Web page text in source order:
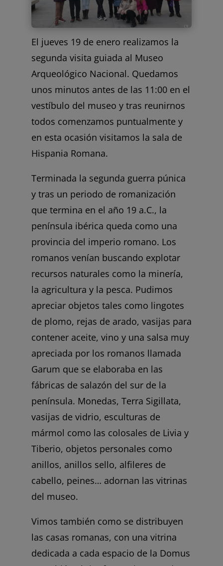
El jueves 19 de enero realizamos la
segunda visita guiada al Museo
Arqueológico Nacional. Quedamos
unos minutos antes de las 11:00 en el
vestíbulo del museo y tras reunirnos
todos comenzamos puntualmente y
en esta ocasión visitamos la sala de
Hispania Romana.
Terminada la segunda guerra púnica
y tras un periodo de romanización
que termina en el año 19 a.C., la
península ibérica queda como una
provincia del imperio romano. Los
romanos venían buscando explotar
recursos naturales como la minería,
la agricultura y la pesca. Pudimos
apreciar objetos tales como lingotes
de plomo, rejas de arado, vasijas para
contener aceite, vino y una salsa muy
apreciada por los romanos llamada
Garum que se elaboraba en las
fábricas de salazón del sur de la
península. Monedas, Terra Sigillata,
vasijas de vidrio, esculturas de
mármol como las colosales de Livia y
Tiberio, objetos personales como
anillos, anillos sello, alfileres de
cabello, peines… adornan las vitrinas
del museo.
Vimos también como se distribuyen
las casas romanas, con una vitrina
dedicada a cada espacio de la Domus